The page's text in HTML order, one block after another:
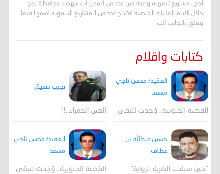
لحج.. مشاريع تنموية واعدة في عدد من المديريات شهدت محافظة لحج
خلال الايام القليلة الماضية افتتاح عدد من المشاريع التنموية اهمها فيما
يتعلق بالجانب الت
كتابات واقلام
العقيد/ محسن ناجي
مسعد
القضية الجنوبية.. وُجدت لتبقى
نجيب صديق
العين الحمراء..!!
حسين عبدالله بن
عطاف
"حين سبقت الضربة الرواية"
العقيد/ محسن ناجي
مسعد
القضية الجنوبية.. وُجدت لتبقى